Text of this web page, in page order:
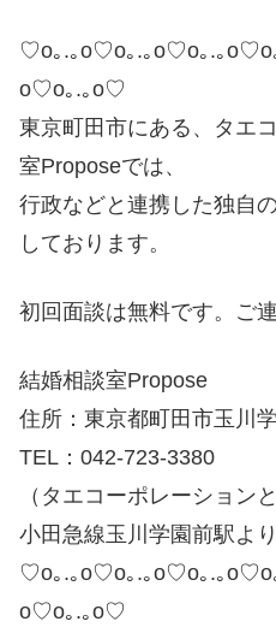
♡o｡.｡o♡o｡.｡o♡o｡.｡o♡o
o♡o｡.｡o♡
東京町田市にある、タエ
室Proposeでは、
行政などと連携した独自
しております。
初回面談は無料です。ご
結婚相談室Propose
住所：東京都町田市玉川
TEL：042-723-3380
（タエコーポレーション
小田急線玉川学園前駅よ
♡o｡.｡o♡o｡.｡o♡o｡.｡o♡o
o♡o｡.｡o♡